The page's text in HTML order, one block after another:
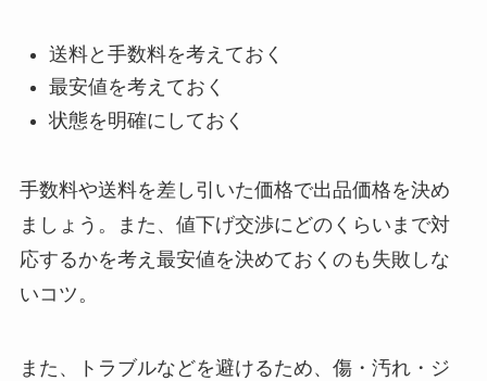
送料と手数料を考えておく
最安値を考えておく
状態を明確にしておく
手数料や送料を差し引いた価格で出品価格を決め
ましょう。また、値下げ交渉にどのくらいまで対
応するかを考え最安値を決めておくのも失敗しな
いコツ。
また、トラブルなどを避けるため、傷・汚れ・ジ